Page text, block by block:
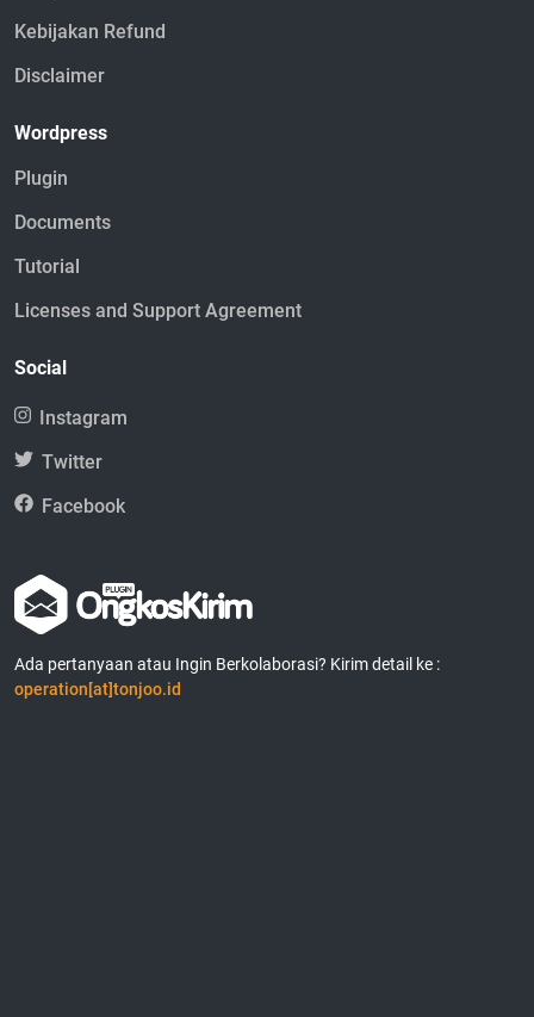
Kebijakan Refund
Disclaimer
Wordpress
Plugin
Documents
Tutorial
Licenses and Support Agreement
Social
Instagram
Twitter
Facebook
Ada pertanyaan atau Ingin Berkolaborasi? Kirim detail ke :
operation[at]tonjoo.id